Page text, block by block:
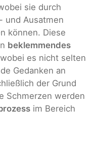
sie durch
und Ausatmen
können. Diese
beklemmendes
es nicht selten
Gedanken an
der Grund
Schmerzen werden
im Bereich